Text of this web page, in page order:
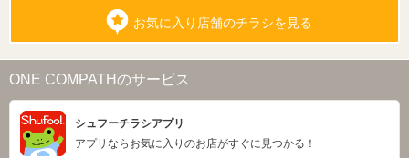
お気に入り店舗のチラシを見る
ONE COMPATHのサービス
シュフーチラシアプリ
アプリならお気に入りのお店がすぐに見つかる！